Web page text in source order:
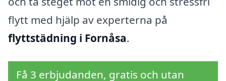
flytt med hjälp av experterna på
flyttstädning i Fornåsa.
Få 3 erbjudanden, gratis och utan